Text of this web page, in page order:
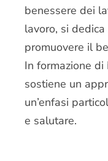
benessere dei
lavoro, si
promuovere il
In formazione
sostiene un
un’enfasi
e salutare.